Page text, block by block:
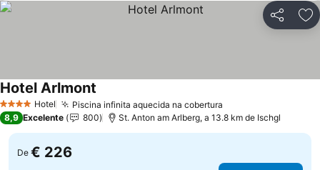
Partilhar
4 EstrelasHotel Piscina infinita aquecida na cobertura
Hotel Arlmont
8,9 Excelente 800 St. Anton am Arlberg, a 13.8 km de Ischgl
De € 226